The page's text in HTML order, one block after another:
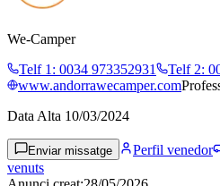
We-Camper
Telf 1 : 0034 973352931 Telf 2:
www.andorrawecamper.com
Data Alta 10/03/2024
Enviar missatge Perfil venedor
venuts